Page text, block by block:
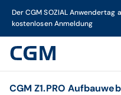
Der CGM SOZIAL
kostenlosen Anmeldung
CGM Z1.PRO